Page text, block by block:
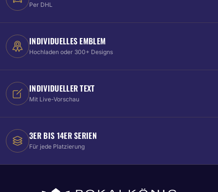
Per DHL
INDIVIDUELLES EMBLEM
Hochladen oder 300+ Designs
INDIVIDUELLER TEXT
Mit Live-Vorschau
3ER BIS 14ER SERIEN
Für jede Platzierung